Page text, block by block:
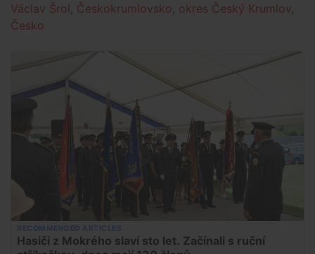
Václav Šrol Českokrumlovsko okres Český Krumlov
Česko